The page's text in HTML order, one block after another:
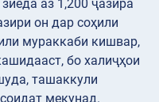
аз 1,200 ҷазира
он дар соҳили
мураккаби кишвар,
бо халиҷҳои
ташаккули
мекунад.